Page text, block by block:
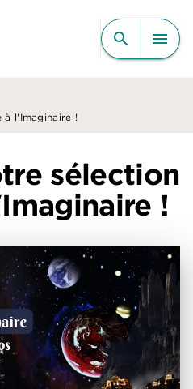
CONTENU
search menu
à l'Imaginaire !
sélection
!